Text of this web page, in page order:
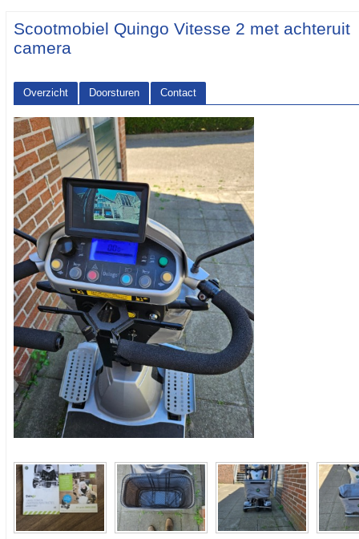
Scootmobiel Quingo Vitesse 2 met achteruit
camera
Overzicht Doorsturen
Contact
<< Terug naar het advertentie overzicht